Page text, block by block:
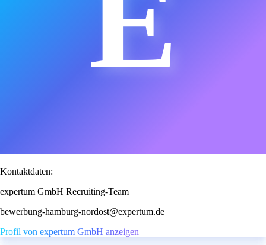
Kontaktdaten:
expertum GmbH Recruiting-Team
bewerbung-hamburg-nordost@expertum.de
Profil von expertum GmbH anzeigen